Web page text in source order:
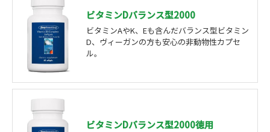
ビタミンDバランス型2000
ビタミンAやK、Eも含んだバランス型ビタミン
D、ヴィーガンの方も安心の非動物性カプセ
ル。
ビタミンDバランス型2000徳用